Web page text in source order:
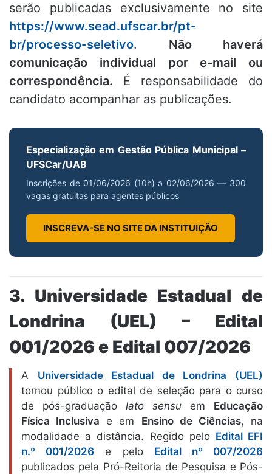
serão publicadas exclusivamente no site
https://www.sead.ufscar.br/pt-
br/processo-seletivo. Não haverá
comunicação individual por e-mail ou
correspondência. É responsabilidade do
candidato acompanhar as publicações.
Especialização em Gestão Pública Municipal –
UFSCar/UAB
Inscrições de 01/06/2026 (10h) a 02/06/2026 — 300
vagas gratuitas para agentes públicos
INSCREVA-SE NO SITE DA INSTITUIÇÃO
3. Universidade Estadual de
Londrina (UEL) – Edital
001/2026 e Edital 007/2026
A Universidade Estadual de Londrina (UEL)
tornou público o edital de seleção para o curso
de pós-graduação lato sensu em Educação
Física Inclusiva e em Ensino de Ciências, na
modalidade a distância. Regido pelo Edital EFI
n.º 001/2026 e pelo Edital nº 007/2026
publicados pela Pró-Reitoria de Pesquisa e Pós-